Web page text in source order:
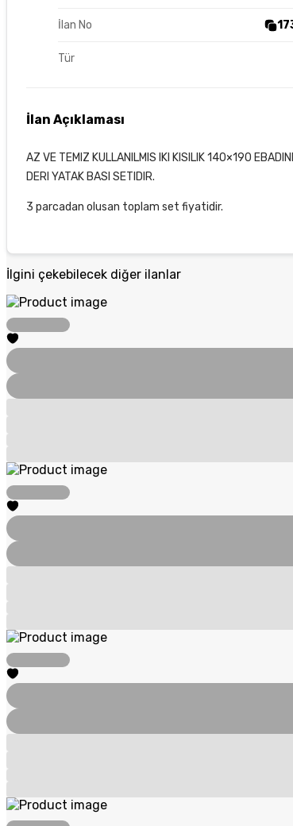
İlan No
Tür
İlan Açıklaması
AZ VE TEMIZ KULLANILMIS IKI KISILIK 140×190
DERI YATAK BASI SETIDIR.
3 parcadan olusan toplam set fiyatidir.
İlgini çekebilecek diğer ilanlar